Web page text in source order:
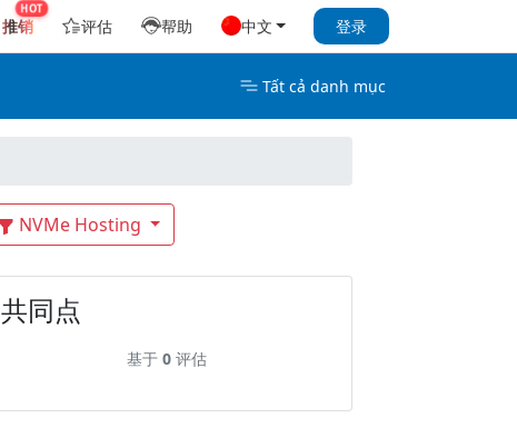
推销 评估 帮助 中文 登录
Tất cả danh mục
NVMe Hosting
共同点
基于0 评估